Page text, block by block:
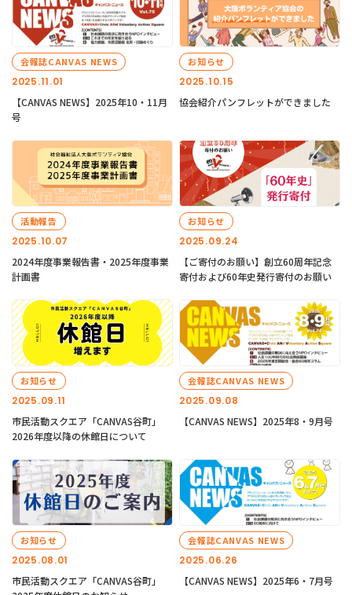
2025.11.01
会報誌CANVAS NEWS
【CANVAS NEWS】2025年10・11月
号
2025.10.15
お知らせ
協会紹介パンフレットができました
2025.10.07
活動報告
2024年度事業報告書・2025年度事業
計画書
2025.09.24
お知らせ
【ご寄付のお願い】創立60周年記念
寄付および60年史発行寄付のお願い
2025.09.11
お知らせ
市民活動スクエア「CANVAS谷町」
2026年度以降の休館日について
2025.09.08
会報誌CANVAS NEWS
【CANVAS NEWS】2025年8・9月号
2025.08.01
お知らせ
市民活動スクエア「CANVAS谷町」
2025.06.26
会報誌CANVAS NEWS
【CANVAS NEWS】2025年6・7月号